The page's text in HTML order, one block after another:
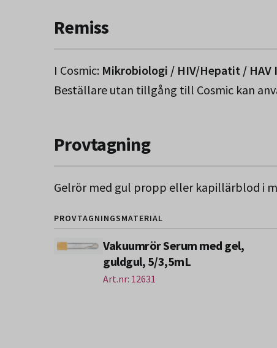
Remiss
I Cosmic: Mikrobiologi / HIV/Hepatit /
Beställare utan tillgång till Cosmic kan
Provtagning
Gelrör med gul propp eller kapillärblod i
PROVTAGNINGSMATERIAL
Vakuumrör Serum med gel,
guldgul, 5/3,5mL
Art.nr: 12631